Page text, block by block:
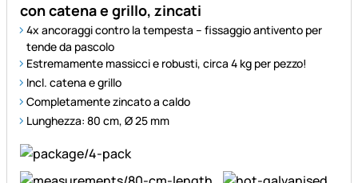
con catena e grillo, zincati
4x ancoraggi contro la tempesta – fissaggio antivento per
tende da pascolo
Estremamente massicci e robusti, circa 4 kg per pezzo!
Incl. catena e grillo
Completamente zincato a caldo
Lunghezza: 80 cm, Ø 25 mm